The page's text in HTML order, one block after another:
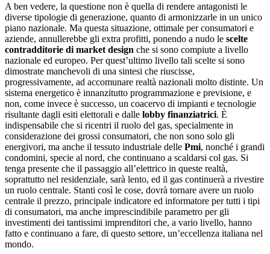
A ben vedere, la questione non è quella di rendere antagonisti le
diverse tipologie di generazione, quanto di armonizzarle in un unico
piano nazionale. Ma questa situazione, ottimale per consumatori e
aziende, annullerebbe gli extra profitti, ponendo a nudo le scelte
contradditorie di market design che si sono compiute a livello
nazionale ed europeo. Per quest’ultimo livello tali scelte si sono
dimostrate manchevoli di una sintesi che riuscisse,
progressivamente, ad accomunare realtà nazionali molto distinte. Un
sistema energetico è innanzitutto programmazione e previsione, e
non, come invece è successo, un coacervo di impianti e tecnologie
risultante dagli esiti elettorali e dalle lobby finanziatrici. È
indispensabile che si ricentri il ruolo del gas, specialmente in
considerazione dei grossi consumatori, che non sono solo gli
energivori, ma anche il tessuto industriale delle Pmi, nonché i grandi
condomini, specie al nord, che continuano a scaldarsi col gas. Si
tenga presente che il passaggio all’elettrico in queste realtà,
soprattutto nel residenziale, sarà lento, ed il gas continuerà a rivestire
un ruolo centrale. Stanti così le cose, dovrà tornare avere un ruolo
centrale il prezzo, principale indicatore ed informatore per tutti i tipi
di consumatori, ma anche imprescindibile parametro per gli
investimenti dei tantissimi imprenditori che, a vario livello, hanno
fatto e continuano a fare, di questo settore, un’eccellenza italiana nel
mondo.